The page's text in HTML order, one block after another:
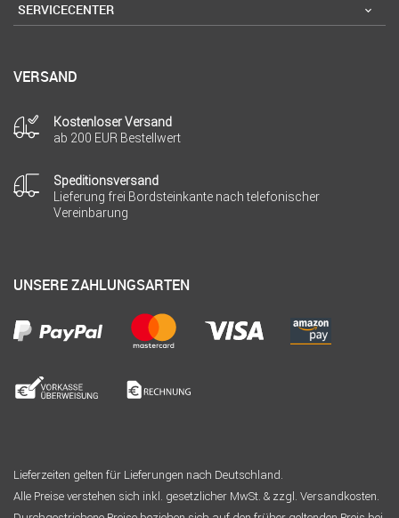
SERVICECENTER
VERSAND
Kostenloser Versand
ab 200 EUR Bestellwert
Speditionsversand
Lieferung frei Bordsteinkante nach telefonischer
Vereinbarung
UNSERE ZAHLUNGSARTEN
Lieferzeiten gelten für Lieferungen nach Deutschland.
Alle Preise verstehen sich inkl. gesetzlicher MwSt. & zzgl. Versandkosten.